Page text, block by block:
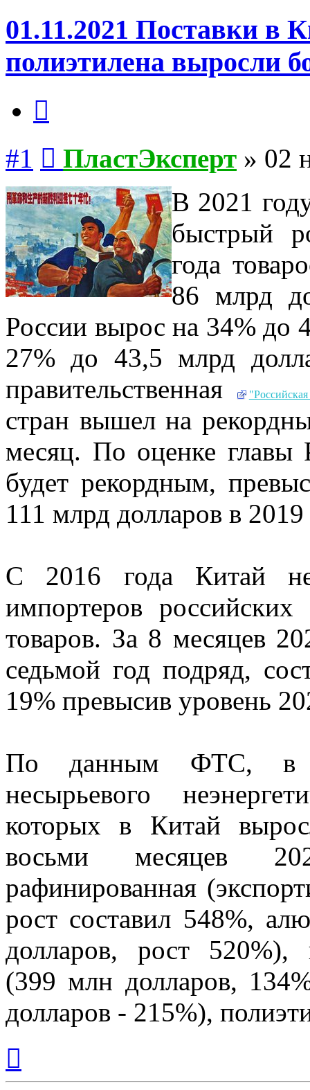
01.11.2021 Поставки в
полиэтилена выросли
#1 ПластЭксперт » 02
В 2021
быстрый
года
86 млрд
России вырос на 34% до
27% до 43,5 млрд
правительственная
"Российская
стран вышел на
месяц. По оценке
будет рекордным,
111 млрд долларов в 2019
С 2016 года Китай
импортеров российских
товаров. За 8 месяцев
седьмой год подряд,
19% превысив уровень
По данным ФТС, в
несырьевого
которых в Китай
восьми месяцев
рафинированная
рост составил 548%,
долларов, рост 520%),
(399 млн долларов,
долларов - 215%),
началу